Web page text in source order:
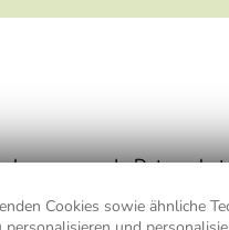
Cookies sowie ähnliche
Impressum